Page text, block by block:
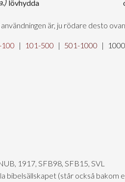
lövhydda
är, ju rödare desto
| 101-500 | 501-1000 |
1917, SFB98, SFB15, SVL
bibelsällskapet (står också bakom